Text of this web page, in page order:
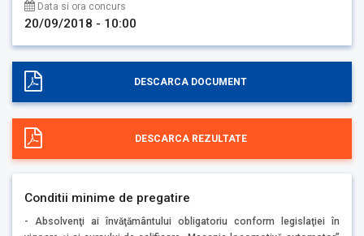
Data si ora concurs
20/09/2018 - 10:00
DESCARCA DOCUMENT
DESCARCA REZULTATE
Conditii minime de pregatire
- Absolvenţi ai învăţământului obligatoriu conform legislaţiei în